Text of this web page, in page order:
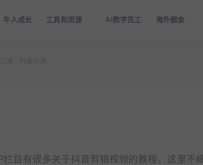
牛人成长 工具和资源 AI数字员工 海外掘金
目有很多关于抖音剪辑视频的教程，这里不